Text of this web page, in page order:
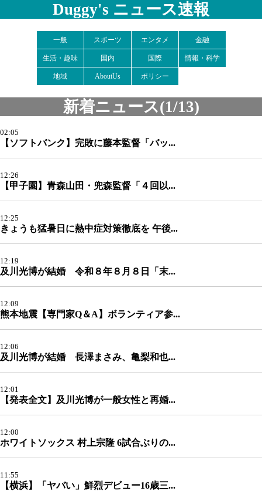
Duggy's ニュース速報
一般 スポーツ エンタメ 金融
生活・趣味 国内 国際 情報・科学
地域 AboutUs ポリシー
新着ニュース(1/13)
02:05
【ソフトバンク】完敗に藤本監督「バッ...
12:26
【甲子園】青森山田・兜森監督「４回以...
12:25
きょうも猛暑日に熱中症対策徹底を 午後...
12:19
及川光博が結婚 令和８年８月８日「末...
12:09
熊本地震【専門家Q＆A】ボランティア参...
12:06
及川光博が結婚 長澤まさみ、亀梨和也...
12:01
【発表全文】及川光博が一般女性と再婚...
12:00
ホワイトソックス 村上宗隆 6試合ぶりの...
11:55
【横浜】「ヤバい」鮮烈デビュー16歳三...